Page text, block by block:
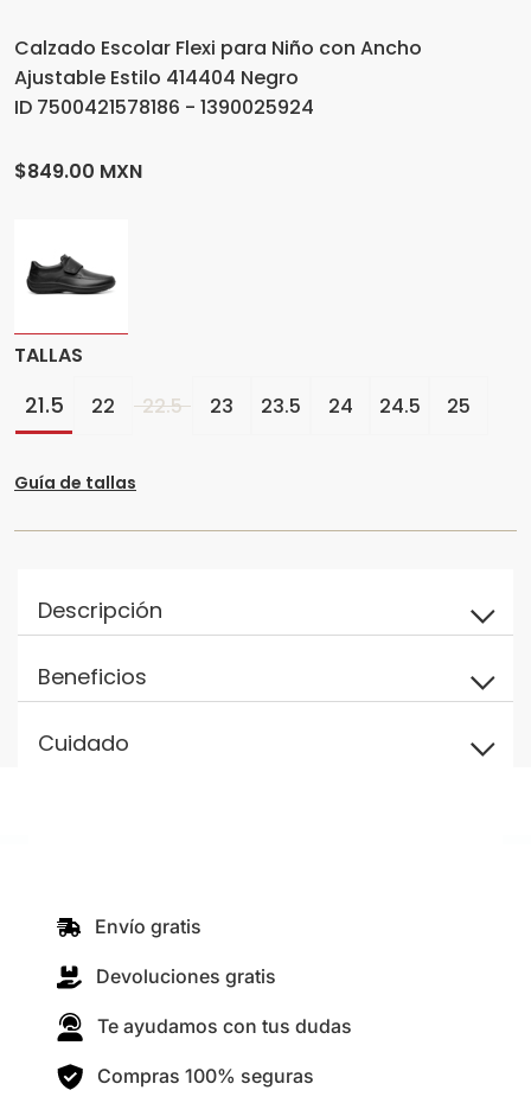
Calzado Escolar Flexi para Niño con Ancho
Ajustable Estilo 414404 Negro
ID 7500421578186 - 1390025924
$849.00 MXN
TALLAS
21.5 22 22.5 23 23.5 24 24.5 25
Guía de tallas
Descripción
Beneficios
Cuidado
Envío gratis
Devoluciones gratis
Te ayudamos con tus dudas
Compras 100% seguras